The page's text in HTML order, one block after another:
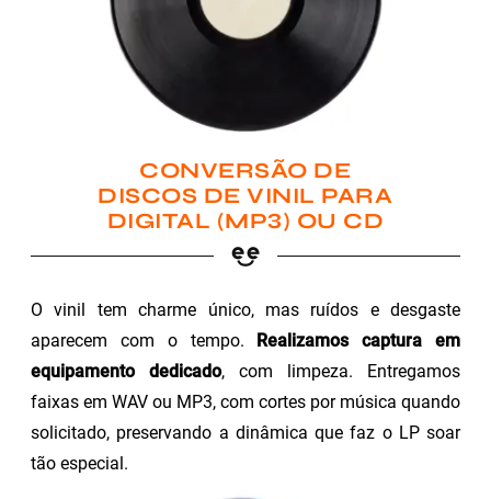
CONVERSÃO DE
DISCOS DE VINIL PARA
DIGITAL (MP3) OU CD
O vinil tem charme único, mas ruídos e desgaste
aparecem com o tempo.
Realizamos captura em
equipamento dedicado, com limpeza. Entregamos
faixas em WAV ou MP3, com cortes por música quando
solicitado, preservando a dinâmica que faz o LP soar
tão especial.